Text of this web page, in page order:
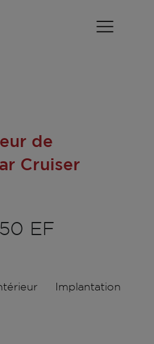
de
Cruiser
EF
Implantation